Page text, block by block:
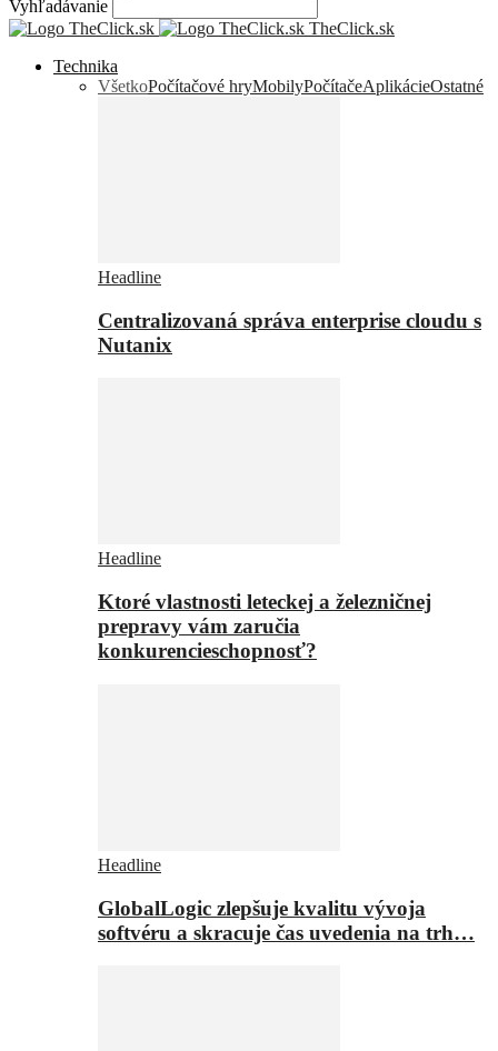
Vyhľadávanie
TheClick.sk
Technika
VšetkoPočítačové hryMobilyPočítačeAplikácieOstatné
Headline
Centralizovaná správa enterprise cloudu s
Nutanix
Headline
Ktoré vlastnosti leteckej a železničnej
prepravy vám zaručia
konkurencieschopnosť?
Headline
GlobalLogic zlepšuje kvalitu vývoja
softvéru a skracuje čas uvedenia na trh…